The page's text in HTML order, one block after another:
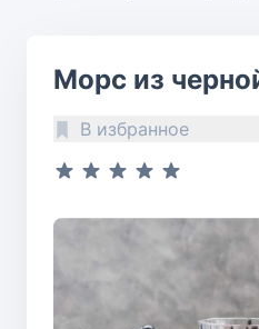
Морс из
В избранное